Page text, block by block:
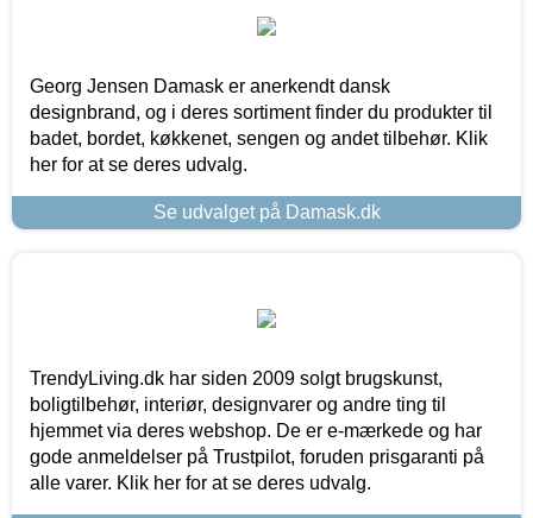
Georg Jensen Damask er anerkendt dansk
designbrand, og i deres sortiment finder du produkter til
badet, bordet, køkkenet, sengen og andet tilbehør. Klik
her for at se deres udvalg.
Se udvalget på Damask.dk
TrendyLiving.dk har siden 2009 solgt brugskunst,
boligtilbehør, interiør, designvarer og andre ting til
hjemmet via deres webshop. De er e-mærkede og har
gode anmeldelser på Trustpilot, foruden prisgaranti på
alle varer. Klik her for at se deres udvalg.